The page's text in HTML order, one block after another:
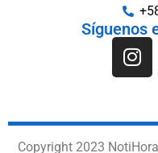
Síguenos
Copyright 2023